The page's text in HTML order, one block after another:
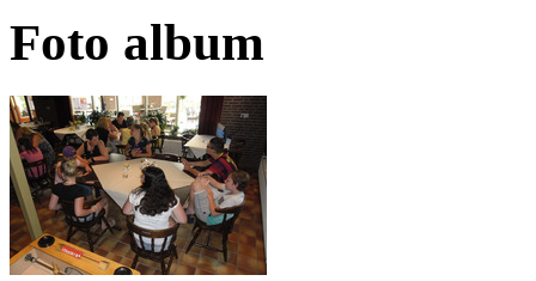
Foto album